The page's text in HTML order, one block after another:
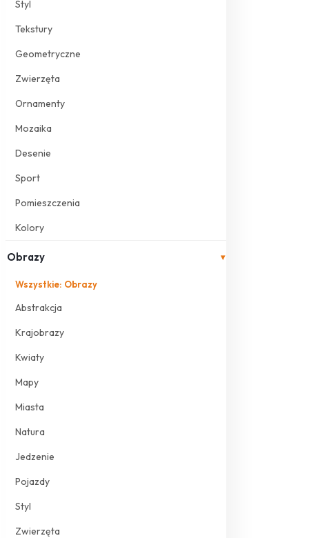
Styl
Tekstury
Geometryczne
Zwierzęta
Ornamenty
Mozaika
Desenie
Sport
Pomieszczenia
Kolory
Obrazy ▾
Wszystkie: Obrazy
Abstrakcja
Krajobrazy
Kwiaty
Mapy
Miasta
Natura
Jedzenie
Pojazdy
Styl
Zwierzęta